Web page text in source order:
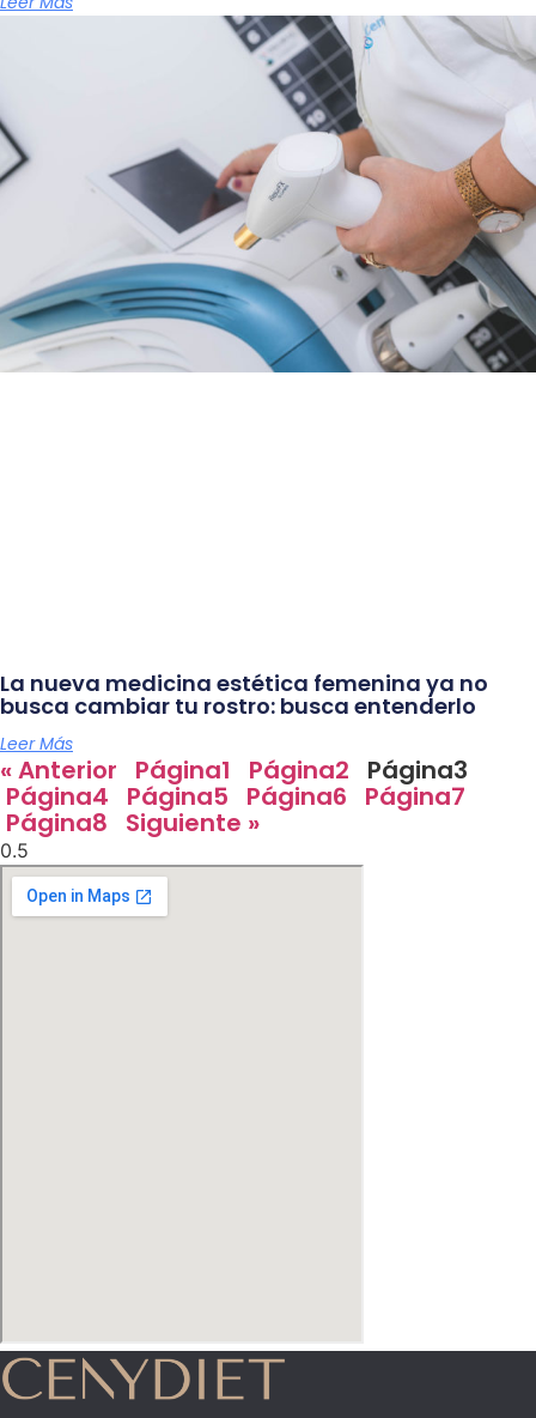
La nueva medicina estética femenina ya no
busca cambiar tu rostro: busca entenderlo
Leer Más
« Anterior Página1 Página2 Página3
Página4 Página5 Página6 Página7
Página8 Siguiente »